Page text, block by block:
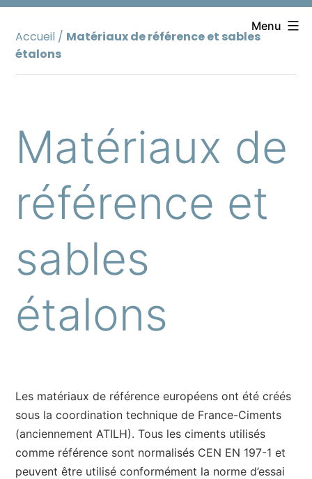
Aller
contenu
Menu
Accueil / Matériaux de référence et sables
étalons
Matériaux de
référence et
sables
étalons
Les matériaux de référence européens ont été créés
sous la coordination technique de France-Ciments
(anciennement ATILH). Tous les ciments utilisés
comme référence sont normalisés CEN EN 197-1 et
peuvent être utilisé conformément la norme d’essai